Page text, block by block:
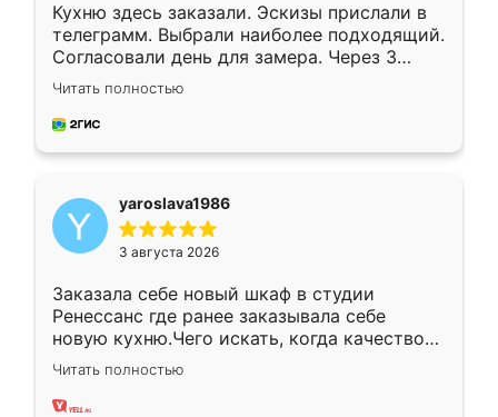
Кухню здесь заказали. Эскизы прислали в
телеграмм. Выбрали наиболее подходящий.
Согласовали день для замера. Через 3
недели кухня была уже готова. Остались
довольны работой. Спасибо Ренессанс
мебель за качественную работу!
Читать полностью
yaroslava1986
3 августа 2026
Заказала себе новый шкаф в студии
Ренессанс где ранее заказывала себе
новую кухню.Чего искать, когда качеством
вполне довольна. Служит кухня уже почти
два года, нареканий нет.
Читать полностью